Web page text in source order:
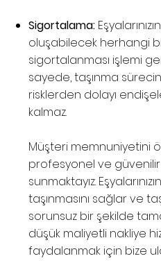
Sigortalama:
oluşabilecek herhangi
sigortalanması işlemi
sayede, taşınma
risklerden dolayı
kalmaz.
Müşteri memnuniyetini
profesyonel ve
sunmaktayız.
taşınmasını sağlar ve
sorunsuz bir şekilde
düşük maliyetli nakliye
faydalanmak için bize